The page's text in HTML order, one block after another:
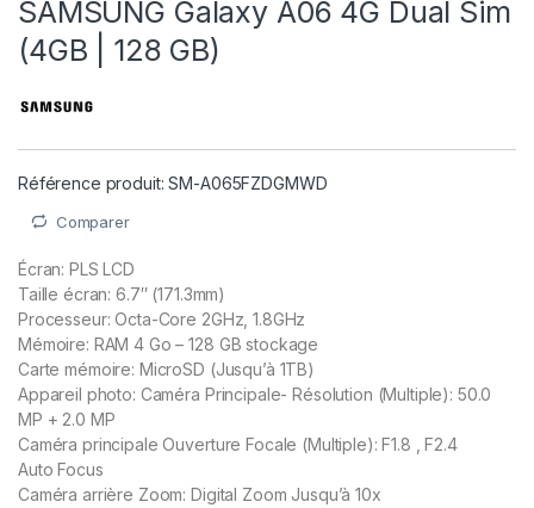
SAMSUNG Galaxy A06 4G Dual Sim
(4GB | 128 GB)
Référence produit: SM-A065FZDGMWD
Comparer
Écran: PLS LCD
Taille écran: 6.7″ (171.3mm)
Processeur: Octa-Core 2GHz, 1.8GHz
Mémoire: RAM 4 Go – 128 GB stockage
Carte mémoire: MicroSD (Jusqu’à 1TB)
Appareil photo: Caméra Principale- Résolution (Multiple): 50.0
MP + 2.0 MP
Caméra principale Ouverture Focale (Multiple): F1.8 , F2.4
Auto Focus
Caméra arrière Zoom: Digital Zoom Jusqu’à 10x